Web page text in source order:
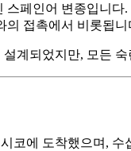
페인어 변종입니
의 접촉에서 비롯됩니
계되었지만, 모든
코에 도착했으며,